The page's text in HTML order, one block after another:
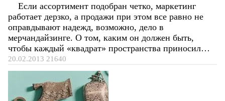
Если ассортимент подобран четко, маркетинг
работает дерзко, а продажи при этом все равно не
оправдывают надежд, возможно, дело в
мерчандайзинге. О том, каким он должен быть,
чтобы каждый «квадрат» пространства приносил…
20.02.2013 21640